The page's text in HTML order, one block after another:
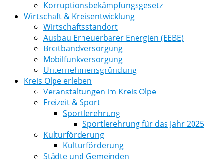
Korruptionsbekämpfungsgesetz
Wirtschaft & Kreisentwicklung
Wirtschaftsstandort
Ausbau Erneuerbarer Energien (EEBE)
Breitbandversorgung
Mobilfunkversorgung
Unternehmensgründung
Kreis Olpe erleben
Veranstaltungen im Kreis Olpe
Freizeit & Sport
Sportlerehrung
Sportlerehrung für das Jahr 2025
Kulturförderung
Kulturförderung
Städte und Gemeinden